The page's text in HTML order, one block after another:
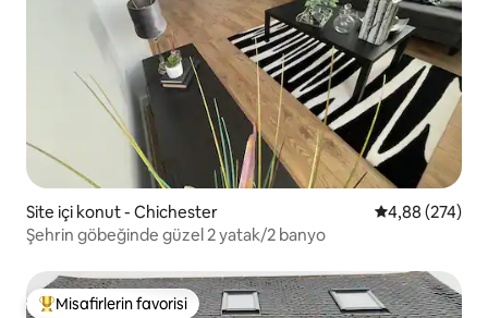
Site içi konut - Chichester 5 üzerinden
4,88 (274)
Şehrin göbeğinde güzel 2 yatak/2 banyo
Misafirlerin favorilerinden en beğenilenler arasında
Misafirlerin favorisi